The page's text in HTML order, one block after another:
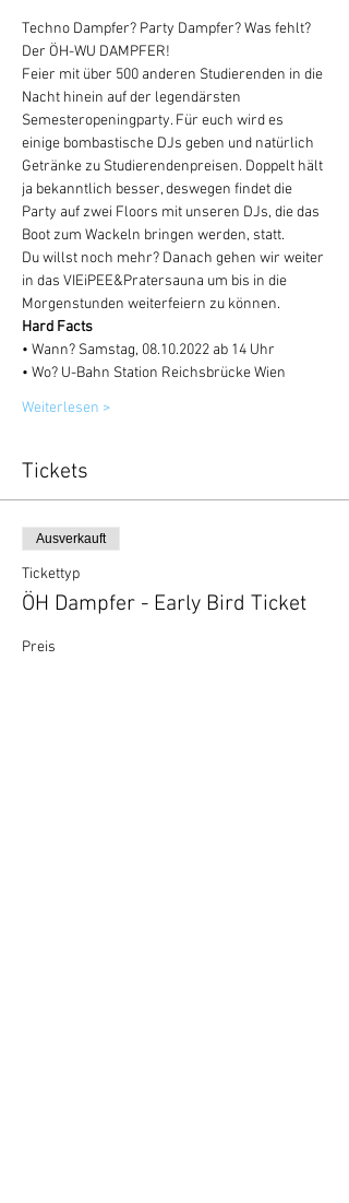
Techno Dampfer? Party Dampfer? Was fehlt?
Der ÖH-WU DAMPFER!
Feier mit über 500 anderen Studierenden in die
Nacht hinein auf der legendärsten
Semesteropeningparty. Für euch wird es
einige bombastische DJs geben und natürlich
Getränke zu Studierendenpreisen. Doppelt hält
ja bekanntlich besser, deswegen findet die
Party auf zwei Floors mit unseren DJs, die das
Boot zum Wackeln bringen werden, statt.
Du willst noch mehr? Danach gehen wir weiter
in das VIEiPEE&Pratersauna um bis in die
Morgenstunden weiterfeiern zu können.
Hard Facts
• Wann? Samstag, 08.10.2022 ab 14 Uhr
• Wo? U-Bahn Station Reichsbrücke Wien
Weiterlesen >
Tickets
Ausverkauft
Tickettyp
ÖH Dampfer - Early Bird Ticket
Preis